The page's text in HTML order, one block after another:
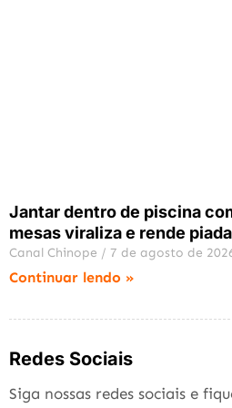
Jantar dentro de piscina
mesas viraliza e rende
Canal Chinope 7 de agosto de
Continuar lendo »
Redes Sociais
Siga nossas redes sociais e